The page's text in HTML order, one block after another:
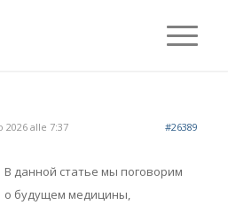
2026 alle 7:37 #26389
В данной статье мы поговорим
о будущем медицины,